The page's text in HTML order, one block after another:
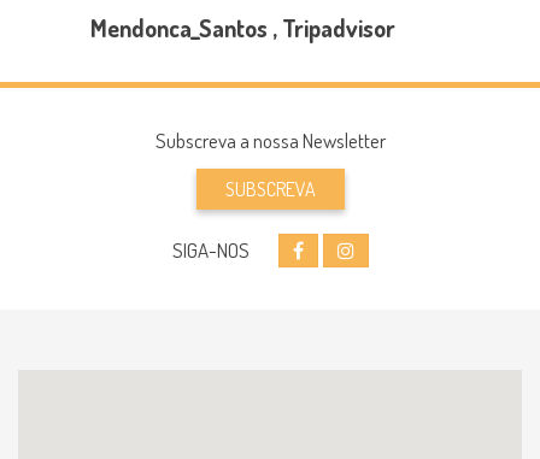
Mendonca_Santos , Tripadvisor
Subscreva a nossa Newsletter
SUBSCREVA
SIGA-NOS